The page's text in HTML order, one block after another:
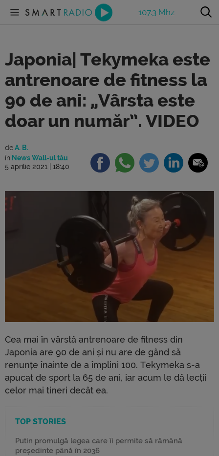
107.3 Mhz
Japonia| Tekymeka este
antrenoare de fitness la
90 de ani: „Vârsta este
doar un număr”. VIDEO
deA. B.
în News Wall-ul tău
5 aprilie 2021 | 18:40
Cea mai în vârstă antrenoare de fitness din
Japonia are 90 de ani și nu are de gând să
renunțe înainte de a împlini 100. Tekymeka s-a
apucat de sport la 65 de ani, iar acum le dă lecții
celor mai tineri decât ea.
TOP STORIES
Putin promulgă legea care îi permite să rămână
președinte până în 2036